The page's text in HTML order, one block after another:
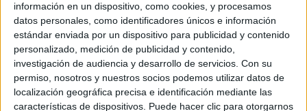
información en un dispositivo, como cookies, y procesamos
datos personales, como identificadores únicos e información
estándar enviada por un dispositivo para publicidad y contenido
personalizado, medición de publicidad y contenido,
investigación de audiencia y desarrollo de servicios. Con su
permiso, nosotros y nuestros socios podemos utilizar datos de
localización geográfica precisa e identificación mediante las
características de dispositivos. Puede hacer clic para otorgarnos
Sobre ti
Soy:*
Chico
Chica